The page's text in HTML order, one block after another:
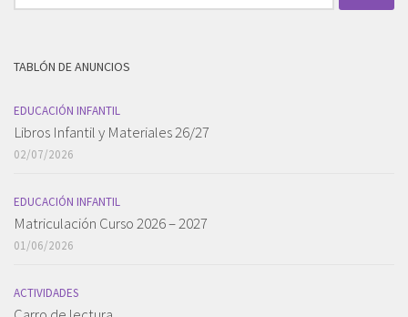
TABLÓN DE ANUNCIOS
EDUCACIÓN INFANTIL
Libros Infantil y Materiales 26/27
02/07/2026
EDUCACIÓN INFANTIL
Matriculación Curso 2026 – 2027
01/06/2026
ACTIVIDADES